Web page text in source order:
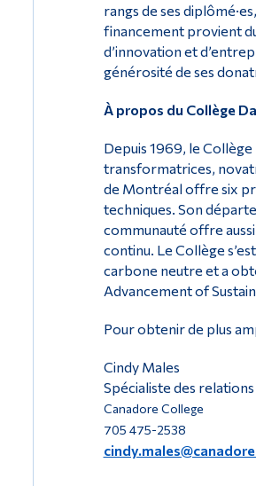
rangs de ses
financement provient
d’innovation et
générosité de ses
À propos du Collège
Depuis 1969, le
transformatrices,
de Montréal offre six
techniques. Son
communauté offre
continu. Le Collège
carbone neutre et a
Advancement of
Pour obtenir de plus
Cindy Males
Spécialiste des
Canadore College
705 475-2538